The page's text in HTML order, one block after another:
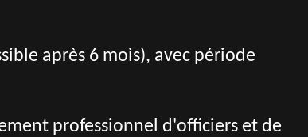
après 6 mois), avec période
professionnel d'officiers et de